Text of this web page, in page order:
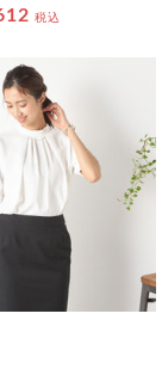
税込